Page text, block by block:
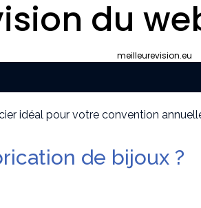
du
meilleurevision.eu
avec une Agence Google Ads à
plutôt que gérer le référencement
idéal pour votre convention annuelle
de bijoux ?